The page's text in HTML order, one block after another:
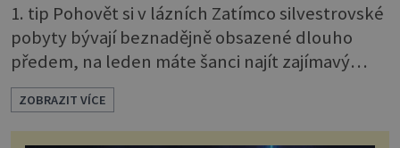
1. tip Pohovět si v lázních Zatímco silvestrovské
pobyty bývají beznadějně obsazené dlouho
předem, na leden máte šanci najít zajímavý
pobyt na poslední chvíli. Ať už týdenní nebo na
rozšířený víkend, lázně nabízejí wellness
programy, zaměřené zejména na ženy. Kromě
ZOBRAZIT VÍCE